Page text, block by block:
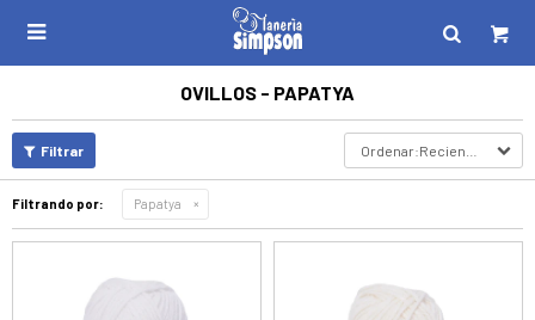

OVILLOS - PAPATYA
Recientes
Filtrando por: Papatya